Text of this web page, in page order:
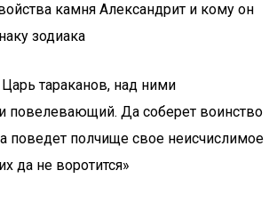
камня Александрит и кому он
зодиака
тараканов, над ними
повелевающий. Да соберет воинство
поведет полчище свое неисчислимое
да не воротится»